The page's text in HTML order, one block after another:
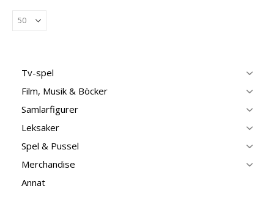
Tv-spel
Film, Musik & Böcker
Samlarfigurer
Leksaker
Spel & Pussel
Merchandise
Annat